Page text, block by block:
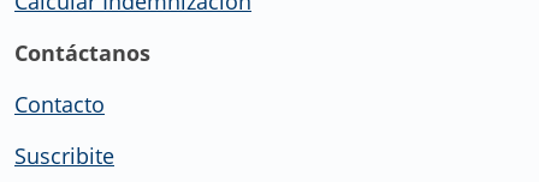
Contáctanos
Contacto
Suscribite